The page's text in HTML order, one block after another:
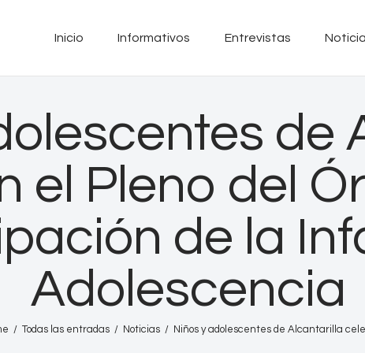
Inicio Informativos Entrevistas
de
el Pleno del
de la
Adolescencia
Todas las entradas Noticias Niños y adolescentes de Alcantarilla
RADIO SINTONIA
Entrevistas
Noticias
Podcast
PROGRAMACIÓN
Nuestra Historia
Contacto